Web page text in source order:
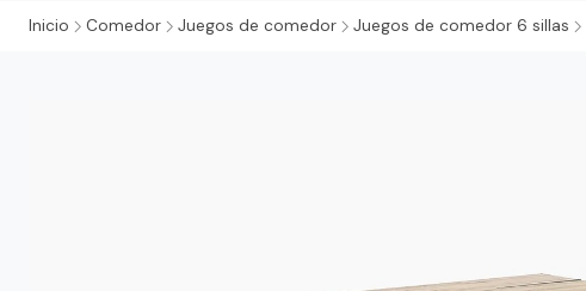
Inicio Comedor Juegos de comedor Juegos de comedor 6 sillas